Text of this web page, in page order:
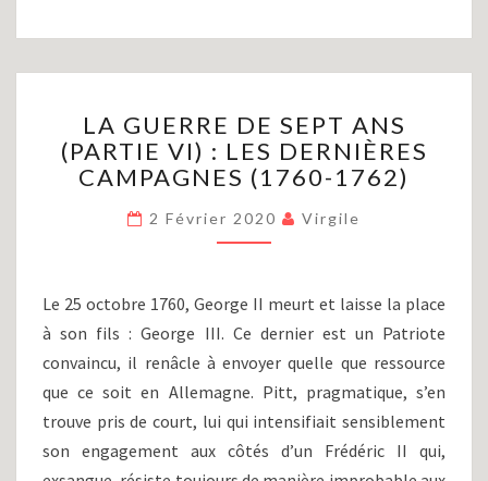
GUERRE
DE
SEPT
(PARTIE
VI)
LES
DERNIÈRES
CAMPAGNES
(1760-
1762)
LA GUERRE DE SEPT ANS
(PARTIE VI) : LES DERNIÈRES
CAMPAGNES (1760-1762)
2 Février 2020 Virgile
Le 25 octobre 1760, George II meurt et laisse la place
à son fils : George III. Ce dernier est un Patriote
convaincu, il renâcle à envoyer quelle que ressource
que ce soit en Allemagne. Pitt, pragmatique, s’en
trouve pris de court, lui qui intensifiait sensiblement
son engagement aux côtés d’un Frédéric II qui,